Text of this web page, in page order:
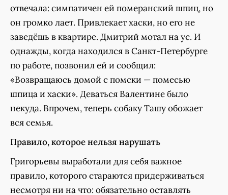
отвечала: симпатичен ей померанский шпиц, но
он громко лает. Привлекает хаски, но его не
заведёшь в квартире. Дмитрий мотал на ус. И
однажды, когда находился в Санкт-Петербурге
по работе, позвонил ей и сообщил:
«Возвращаюсь домой с помски — помесью
шпица и хаски». Деваться Валентине было
некуда. Впрочем, теперь собаку Ташу обожает
вся семья.
Правило, которое нельзя нарушать
Григорьевы выработали для себя важное
правило, которого стараются придерживаться
несмотря ни на что: обязательно оставлять